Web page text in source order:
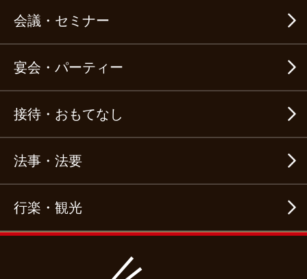
会議・セミナー
宴会・パーティー
接待・おもてなし
法事・法要
行楽・観光